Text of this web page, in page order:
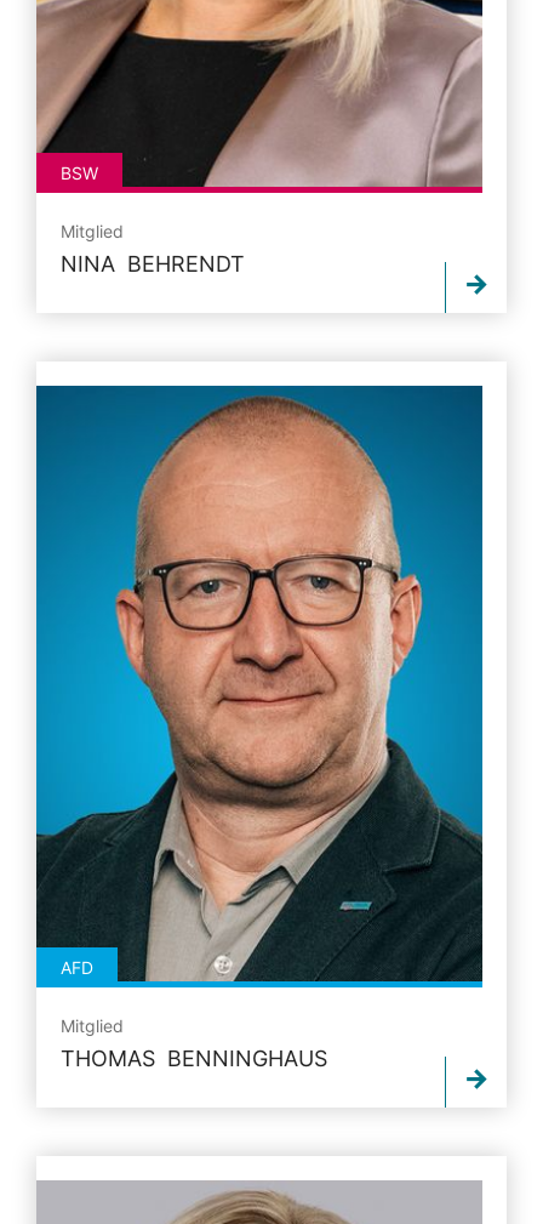
BSW
Mitglied
NINA BEHRENDT
AFD
Mitglied
THOMAS BENNINGHAUS